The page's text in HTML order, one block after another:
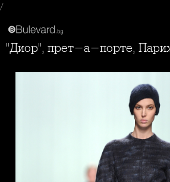
/
"Диор", прет-а-порте,